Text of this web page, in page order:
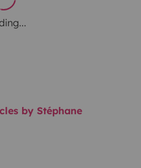
by Stéphane